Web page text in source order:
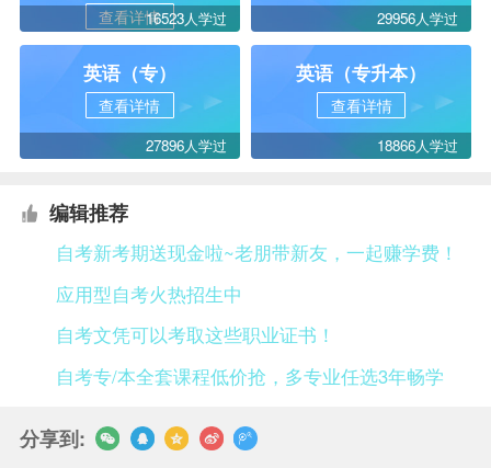
查看详情16523人学过 29956人学过
英语（专）
查看详情
27896人学过
英语（专升本）
查看详情
18866人学过
编辑推荐
自考新考期送现金啦~老朋带新友，一起赚学费！
应用型自考火热招生中
自考文凭可以考取这些职业证书！
自考专/本全套课程低价抢，多专业任选3年畅学
分享到: